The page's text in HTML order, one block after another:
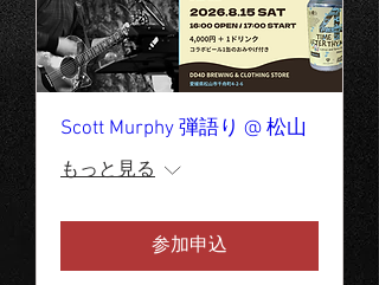
Scott Murphy 弾語り @ 松山
もっと見る
参加申込